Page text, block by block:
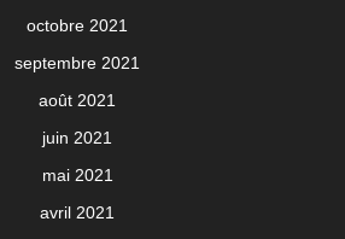
octobre 2021
septembre 2021
août 2021
juin 2021
mai 2021
avril 2021